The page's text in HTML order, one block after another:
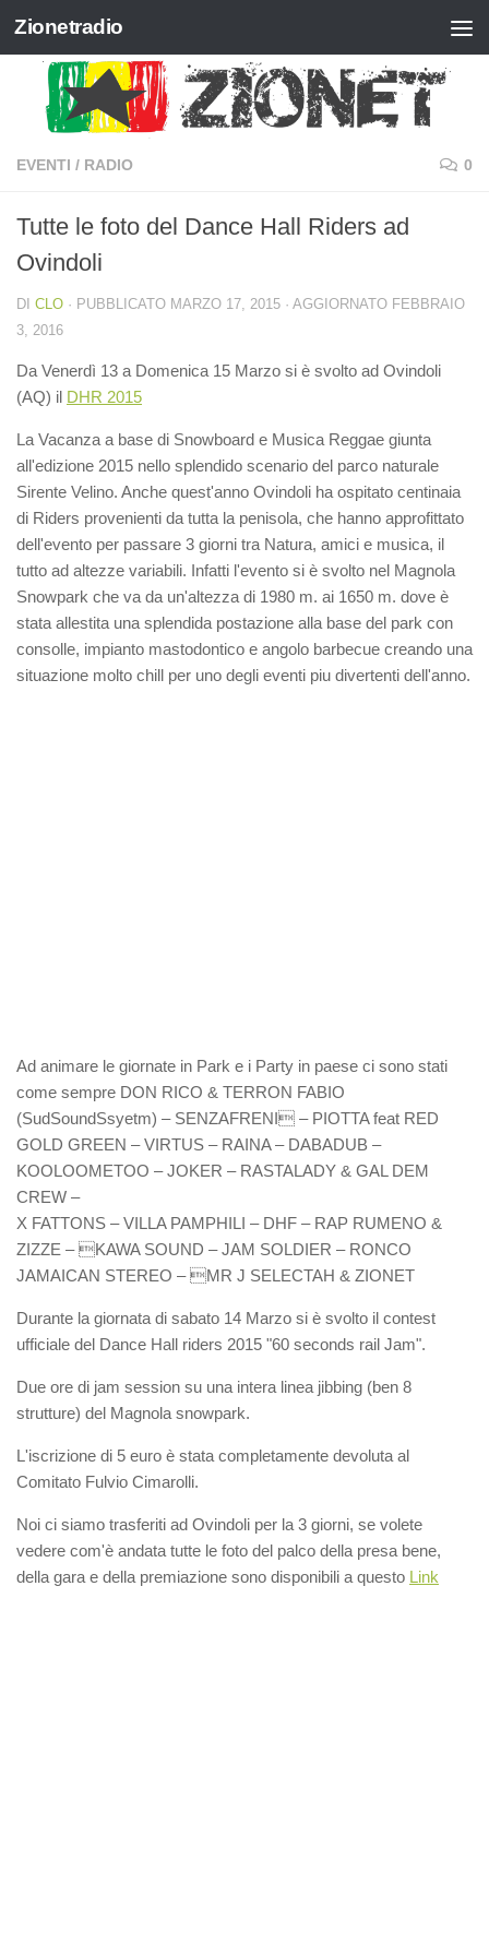
Salta al contenuto
Zionetradio
EVENTI / RADIO 0
Tutte le foto del Dance Hall Riders ad
Ovindoli
DI CLO · PUBBLICATO MARZO 17, 2015 · AGGIORNATO FEBBRAIO
3, 2016
Da Venerdì 13 a Domenica 15 Marzo si è svolto ad Ovindoli
(AQ) il DHR 2015
La Vacanza a base di Snowboard e Musica Reggae giunta
all'edizione 2015 nello splendido scenario del parco naturale
Sirente Velino. Anche quest'anno Ovindoli ha ospitato centinaia
di Riders provenienti da tutta la penisola, che hanno approfittato
dell'evento per passare 3 giorni tra Natura, amici e musica, il
tutto ad altezze variabili. Infatti l'evento si è svolto nel Magnola
Snowpark che va da un'altezza di 1980 m. ai 1650 m. dove è
stata allestita una splendida postazione alla base del park con
consolle, impianto mastodontico e angolo barbecue creando una
situazione molto chill per uno degli eventi piu divertenti dell'anno.
Ad animare le giornate in Park e i Party in paese ci sono stati
come sempre DON RICO & TERRON FABIO
(SudSoundSsyetm) – SENZAFRENI – PIOTTA feat RED
GOLD GREEN – VIRTUS – RAINA – DABADUB –
KOOLOOMETOO – JOKER – RASTALADY & GAL DEM
CREW –
X FATTONS – VILLA PAMPHILI – DHF – RAP RUMENO &
ZIZZE – KAWA SOUND – JAM SOLDIER – RONCO
JAMAICAN STEREO – MR J SELECTAH & ZIONET
Durante la giornata di sabato 14 Marzo si è svolto il contest
ufficiale del Dance Hall riders 2015 "60 seconds rail Jam".
Due ore di jam session su una intera linea jibbing (ben 8
strutture) del Magnola snowpark.
L'iscrizione di 5 euro è stata completamente devoluta al
Comitato Fulvio Cimarolli.
Noi ci siamo trasferiti ad Ovindoli per la 3 giorni, se volete
vedere com'è andata tutte le foto del palco della presa bene,
della gara e della premiazione sono disponibili a questo Link